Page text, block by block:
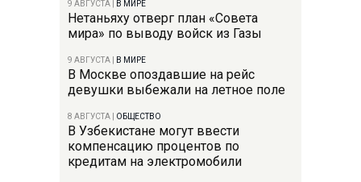
9 АВГУСТА В МИРЕ
Нетаньяху отверг план «Совета
мира» по выводу войск из Газы
9 АВГУСТА В МИРЕ
В Москве опоздавшие на рейс
девушки выбежали на летное поле
8 АВГУСТА ОБЩЕСТВО
В Узбекистане могут ввести
компенсацию процентов по
кредитам на электромобили